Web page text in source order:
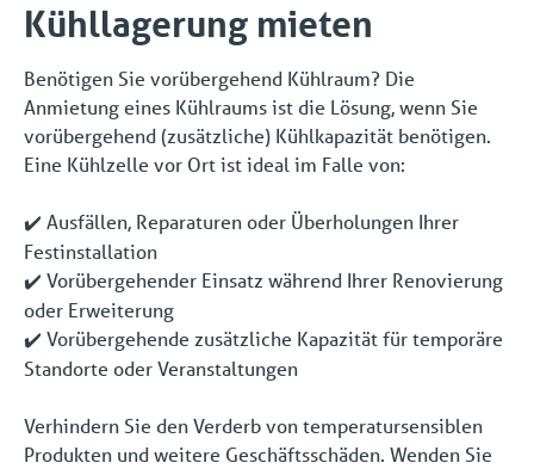
Kühllagerung mieten
Benötigen Sie vorübergehend Kühlraum? Die
Anmietung eines Kühlraums ist die Lösung, wenn Sie
vorübergehend (zusätzliche) Kühlkapazität benötigen.
Eine Kühlzelle vor Ort ist ideal im Falle von:
✔️ Ausfällen, Reparaturen oder Überholungen Ihrer
Festinstallation
✔️ Vorübergehender Einsatz während Ihrer Renovierung
oder Erweiterung
✔️ Vorübergehende zusätzliche Kapazität für temporäre
Standorte oder Veranstaltungen
Verhindern Sie den Verderb von temperatursensiblen
Produkten und weitere Geschäftsschäden. Wenden Sie